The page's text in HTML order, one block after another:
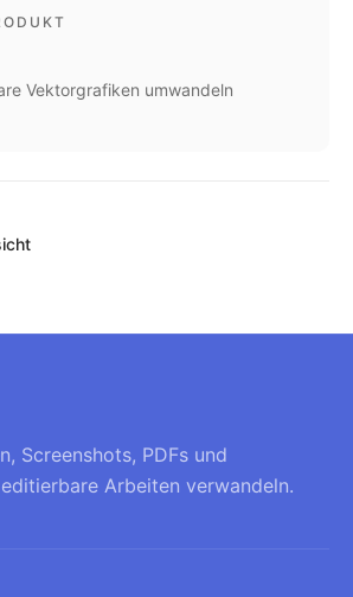
Vektorgrafiken umwandeln
Screenshots, PDFs und
Arbeiten verwandeln.